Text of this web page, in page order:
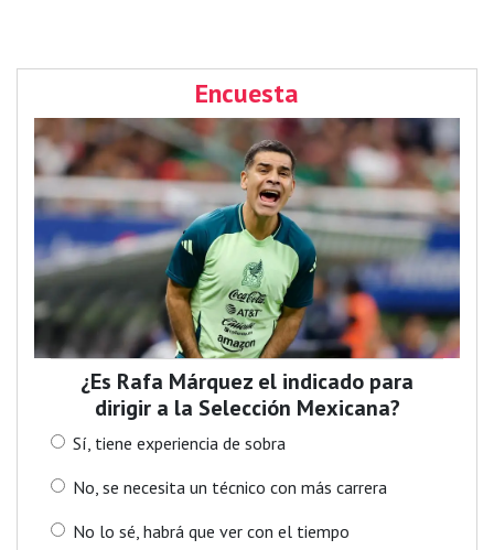
Encuesta
¿Es Rafa Márquez el indicado para
dirigir a la Selección Mexicana?
Sí, tiene experiencia de sobra
No, se necesita un técnico con más carrera
No lo sé, habrá que ver con el tiempo